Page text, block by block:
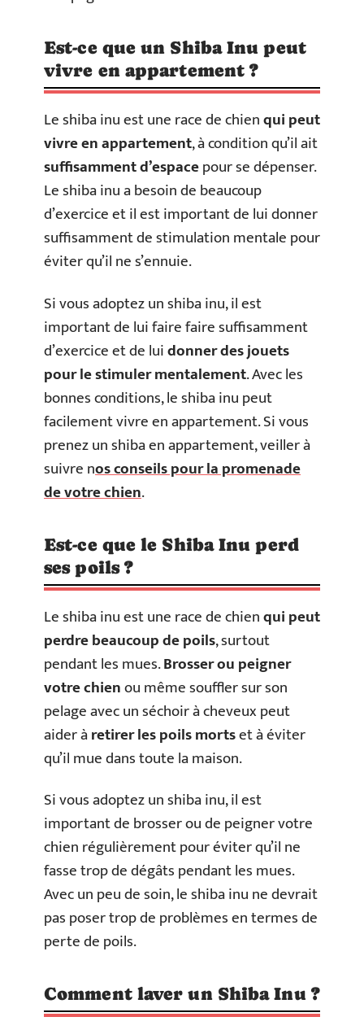
Est-ce que un Shiba Inu peut
vivre en appartement ?
Le shiba inu est une race de chienqui peut
vivre en appartement, à condition qu’il ait
suffisamment d’espacepour se dépenser.
Le shiba inu a besoin de beaucoup
d’exercice et il est important de lui donner
suffisamment de stimulation mentale pour
éviter qu’il ne s’ennuie.
Si vous adoptez un shiba inu, il est
important de lui faire faire suffisamment
d’exercice et de luidonner des jouets
pour le stimuler mentalement. Avec les
bonnes conditions, le shiba inu peut
facilement vivre en appartement. Si vous
prenez un shiba en appartement, veiller à
suivre nos conseils pour la promenade
de votre chien.
Est-ce que le Shiba Inu perd
ses poils ?
Le shiba inu est une race de chienqui peut
perdre beaucoup de poils, surtout
pendant les mues.Brosser ou peigner
votre chienou même souffler sur son
pelage avec un séchoir à cheveux peut
aider àretirer les poils mortset à éviter
qu’il mue dans toute la maison.
Si vous adoptez un shiba inu, il est
important de brosser ou de peigner votre
chien régulièrement pour éviter qu’il ne
fasse trop de dégâts pendant les mues.
Avec un peu de soin, le shiba inu ne devrait
pas poser trop de problèmes en termes de
perte de poils.
Comment laver un Shiba Inu ?